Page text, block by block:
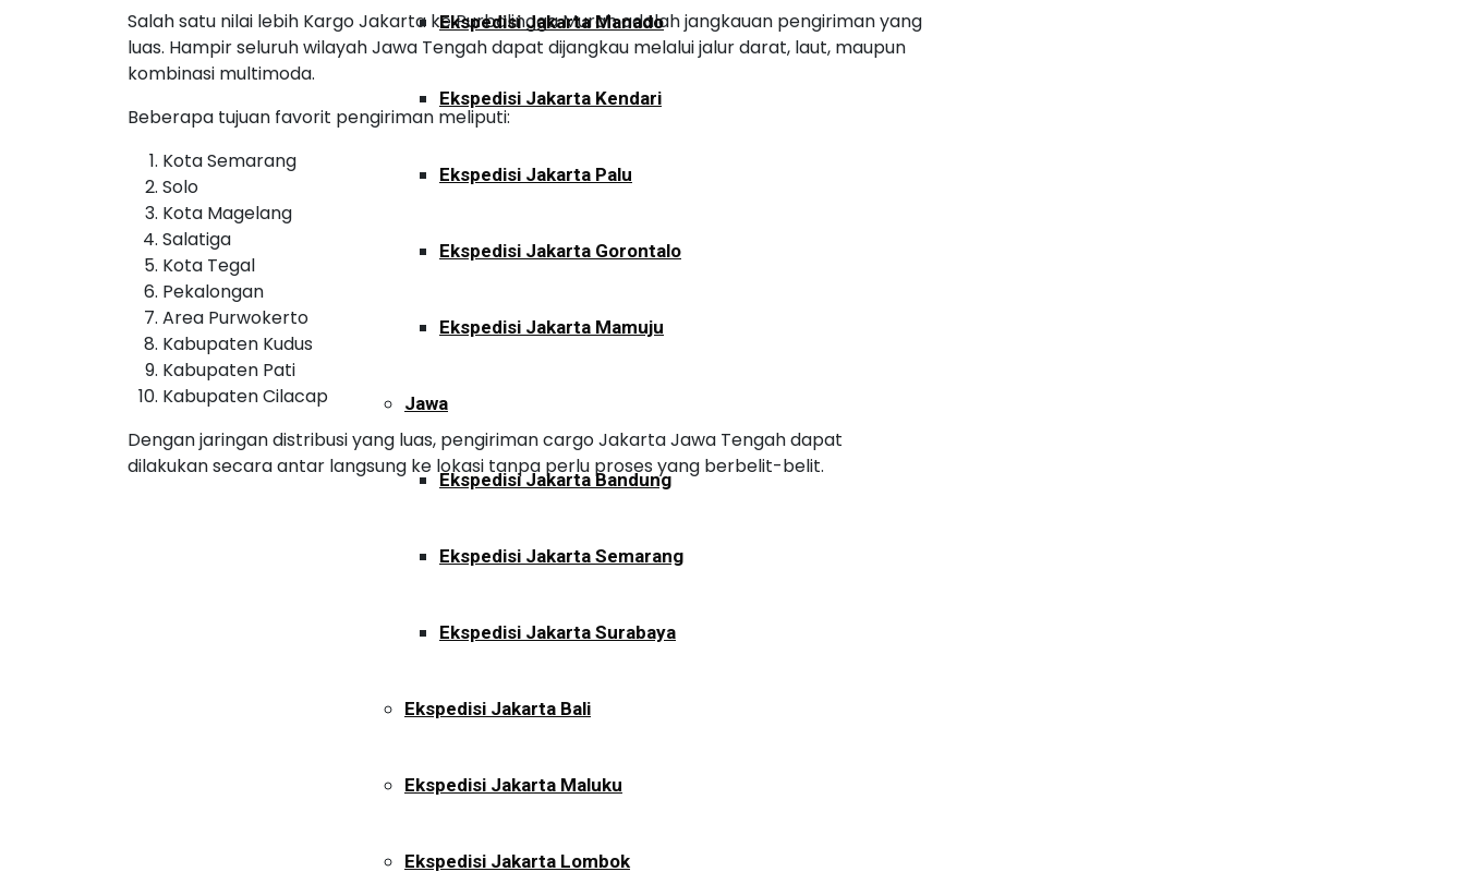
Ekspedisi Jakarta Manado
Ekspedisi Jakarta Kendari
Ekspedisi Jakarta Palu
Ekspedisi Jakarta Gorontalo
Ekspedisi Jakarta Mamuju
Jawa
Ekspedisi Jakarta Bandung
Ekspedisi Jakarta Semarang
Ekspedisi Jakarta Surabaya
Ekspedisi Jakarta Bali
Ekspedisi Jakarta Maluku
Ekspedisi Jakarta Lombok
Salah satu nilai lebih Kargo Jakarta ke Purbalingga Murah adalah jangkauan pengiriman yang
luas. Hampir seluruh wilayah Jawa Tengah dapat dijangkau melalui jalur darat, laut, maupun
kombinasi multimoda.
Beberapa tujuan favorit pengiriman meliputi:
Kota Semarang
Solo
Kota Magelang
Salatiga
Kota Tegal
Pekalongan
Area Purwokerto
Kabupaten Kudus
Kabupaten Pati
Kabupaten Cilacap
Dengan jaringan distribusi yang luas, pengiriman cargo Jakarta Jawa Tengah dapat
dilakukan secara antar langsung ke lokasi tanpa perlu proses yang berbelit-belit.